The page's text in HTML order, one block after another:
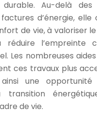
Au-delà des
d’énergie, elle
de vie, à valoriser
l’empreinte
Les nombreuses
ces travaux plus
une opportunité
de vie.